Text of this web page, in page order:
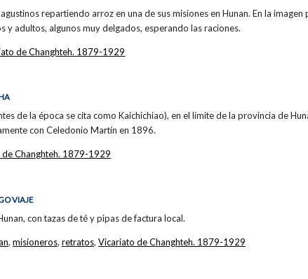
repartiendo arroz en una de sus misiones en Hunan. En la
y adultos, algunos muy delgados, esperando las raciones.
de Changhteh. 1879-1929
de la época se cita como Kaichichiao), en el límite de la provincia de
con Celedonio Martín en 1896.
Changhteh. 1879-1929
VIAJE
con tazas de té y pipas de factura local.
, misioneros, retratos, Vicariato de Changhteh. 1879-1929